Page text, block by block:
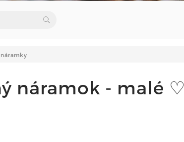
náramok - malé ♡